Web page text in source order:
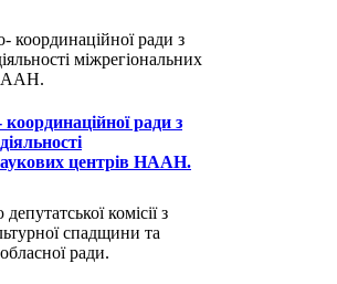
ради з
центрів НААН.